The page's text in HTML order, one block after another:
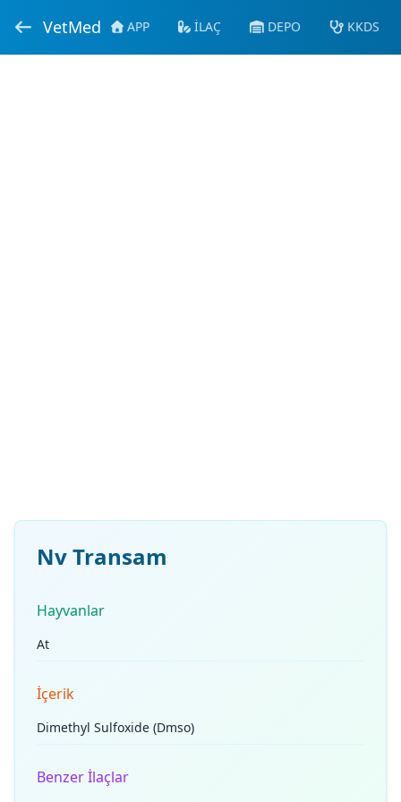
VetMed APP İLAÇ DEPO KKDS
Nv Transam
Hayvanlar
At
İçerik
Dimethyl Sulfoxide (Dmso)
Benzer İlaçlar